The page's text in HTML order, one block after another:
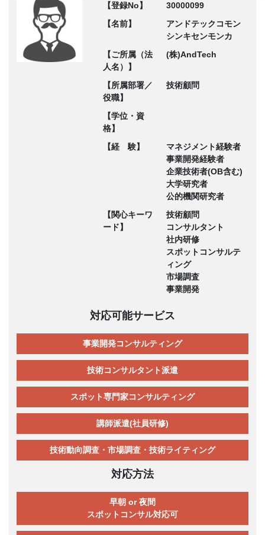
【登録No】
30000099
【名前】
アンドテックコモン
シンキセンモンカ
【ご所属（法
人名）】
(株)AndTech
【所属部署／
役職】
技術顧問
【学位・資
格】
【経 験】
マネジメント経験者
事業開発経験者
企業技術者(OB含む)
大学研究者
公的機関研究者
【関心キーワ
ード】
技術顧問
コンサルタント
社内研修
スポットコンサルテ
ィング
市場調査
事業開発
対応可能サービス
事業開発コンサルティング
技術コンサルタント派遣
スポット専門家コンサルティング
講師派遣(社員研修)
技術動向調査・市場調査・技術ライティング
対応方法
早朝 or 夜間
スポットコンサル対応可